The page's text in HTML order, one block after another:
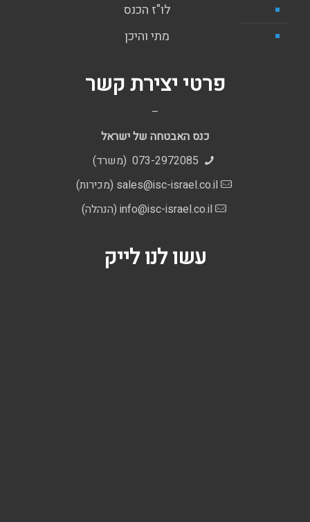
לו"ז הכנס
מתי והיכן
פרטי יצירת קשר
–
כנס האבטחה של ישראל
sales@isc-israel.co.il (מכירות)
info@isc-israel.co.il(הנהלה)
עשו לנו לייק